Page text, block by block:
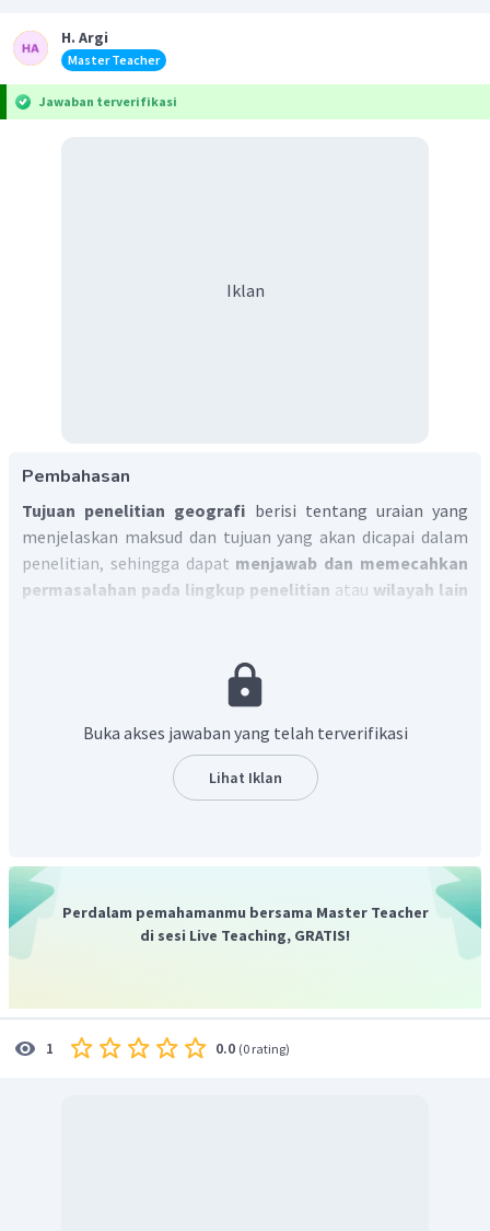
H. Argi
Master Teacher
Jawaban terverifikasi
Iklan
Pembahasan
Tujuan penelitian geografi berisi tentang uraian yang
menjelaskan maksud dan tujuan yang akan dicapai dalam
penelitian, sehingga dapat menjawab dan memecahkan
permasalahan pada lingkup penelitian atau wilayah lain
hipotesis antara teori dengan paktik, sehingga dapat
menemukan konspe atau hal baru.
Buka akses jawaban yang telah terverifikasi
Lihat Iklan
Perdalam pemahamanmu bersama Master Teacher
di sesi Live Teaching, GRATIS!
1 0.0 (0 rating)